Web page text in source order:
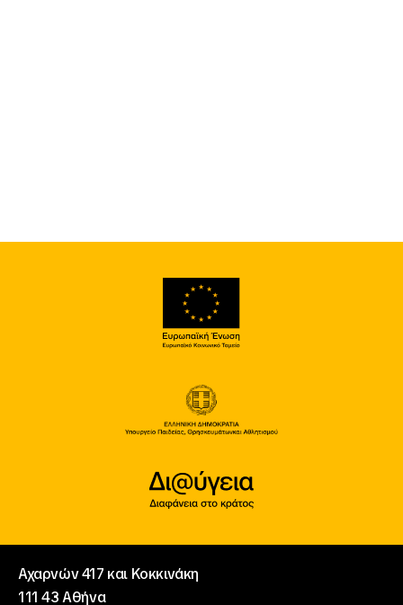
Αχαρνών 417 και Κοκκινάκη
111 43 Αθήνα